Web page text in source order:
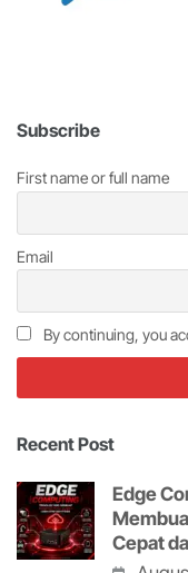
Subscribe
First name or full name
Email
By continuing, you
Recent Post
Edge
Cepat